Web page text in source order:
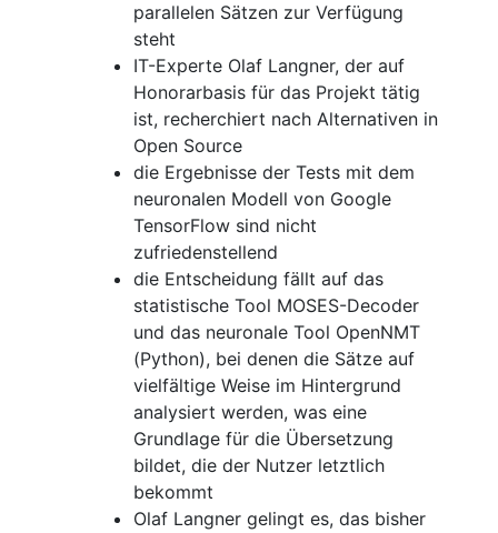
parallelen Sätzen zur Verfügung
steht
IT-Experte Olaf Langner, der auf
Honorarbasis für das Projekt tätig
ist, recherchiert nach Alternativen in
Open Source
die Ergebnisse der Tests mit dem
neuronalen Modell von Google
TensorFlow sind nicht
zufriedenstellend
die Entscheidung fällt auf das
statistische Tool MOSES-Decoder
und das neuronale Tool OpenNMT
(Python), bei denen die Sätze auf
vielfältige Weise im Hintergrund
analysiert werden, was eine
Grundlage für die Übersetzung
bildet, die der Nutzer letztlich
bekommt
Olaf Langner gelingt es, das bisher